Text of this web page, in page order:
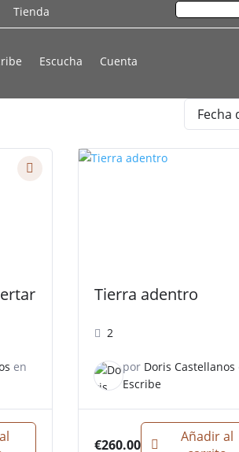
Tienda
Escucha Cuenta
en
Tierra adentro
2
por Doris Castellanos
Escribe
€260.00
Añadir al